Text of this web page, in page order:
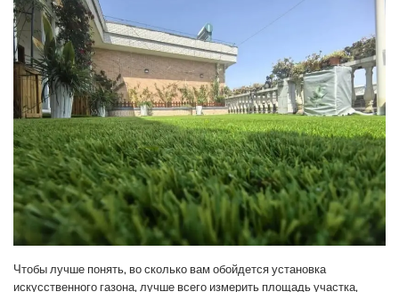
Чтобы лучше понять, во сколько вам обойдется установка
искусственного газона, лучше всего измерить площадь участка,